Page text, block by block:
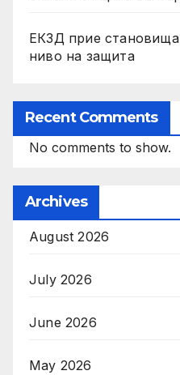
ЕКЗД прие
ниво на защита
Recent Comments
No comments to show.
Archives
August 2026
July 2026
June 2026
May 2026